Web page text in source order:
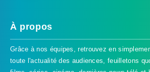
À propos
Grâce à nos équipes, retrouvez en
toute l'actualité des audiences, feuilletons